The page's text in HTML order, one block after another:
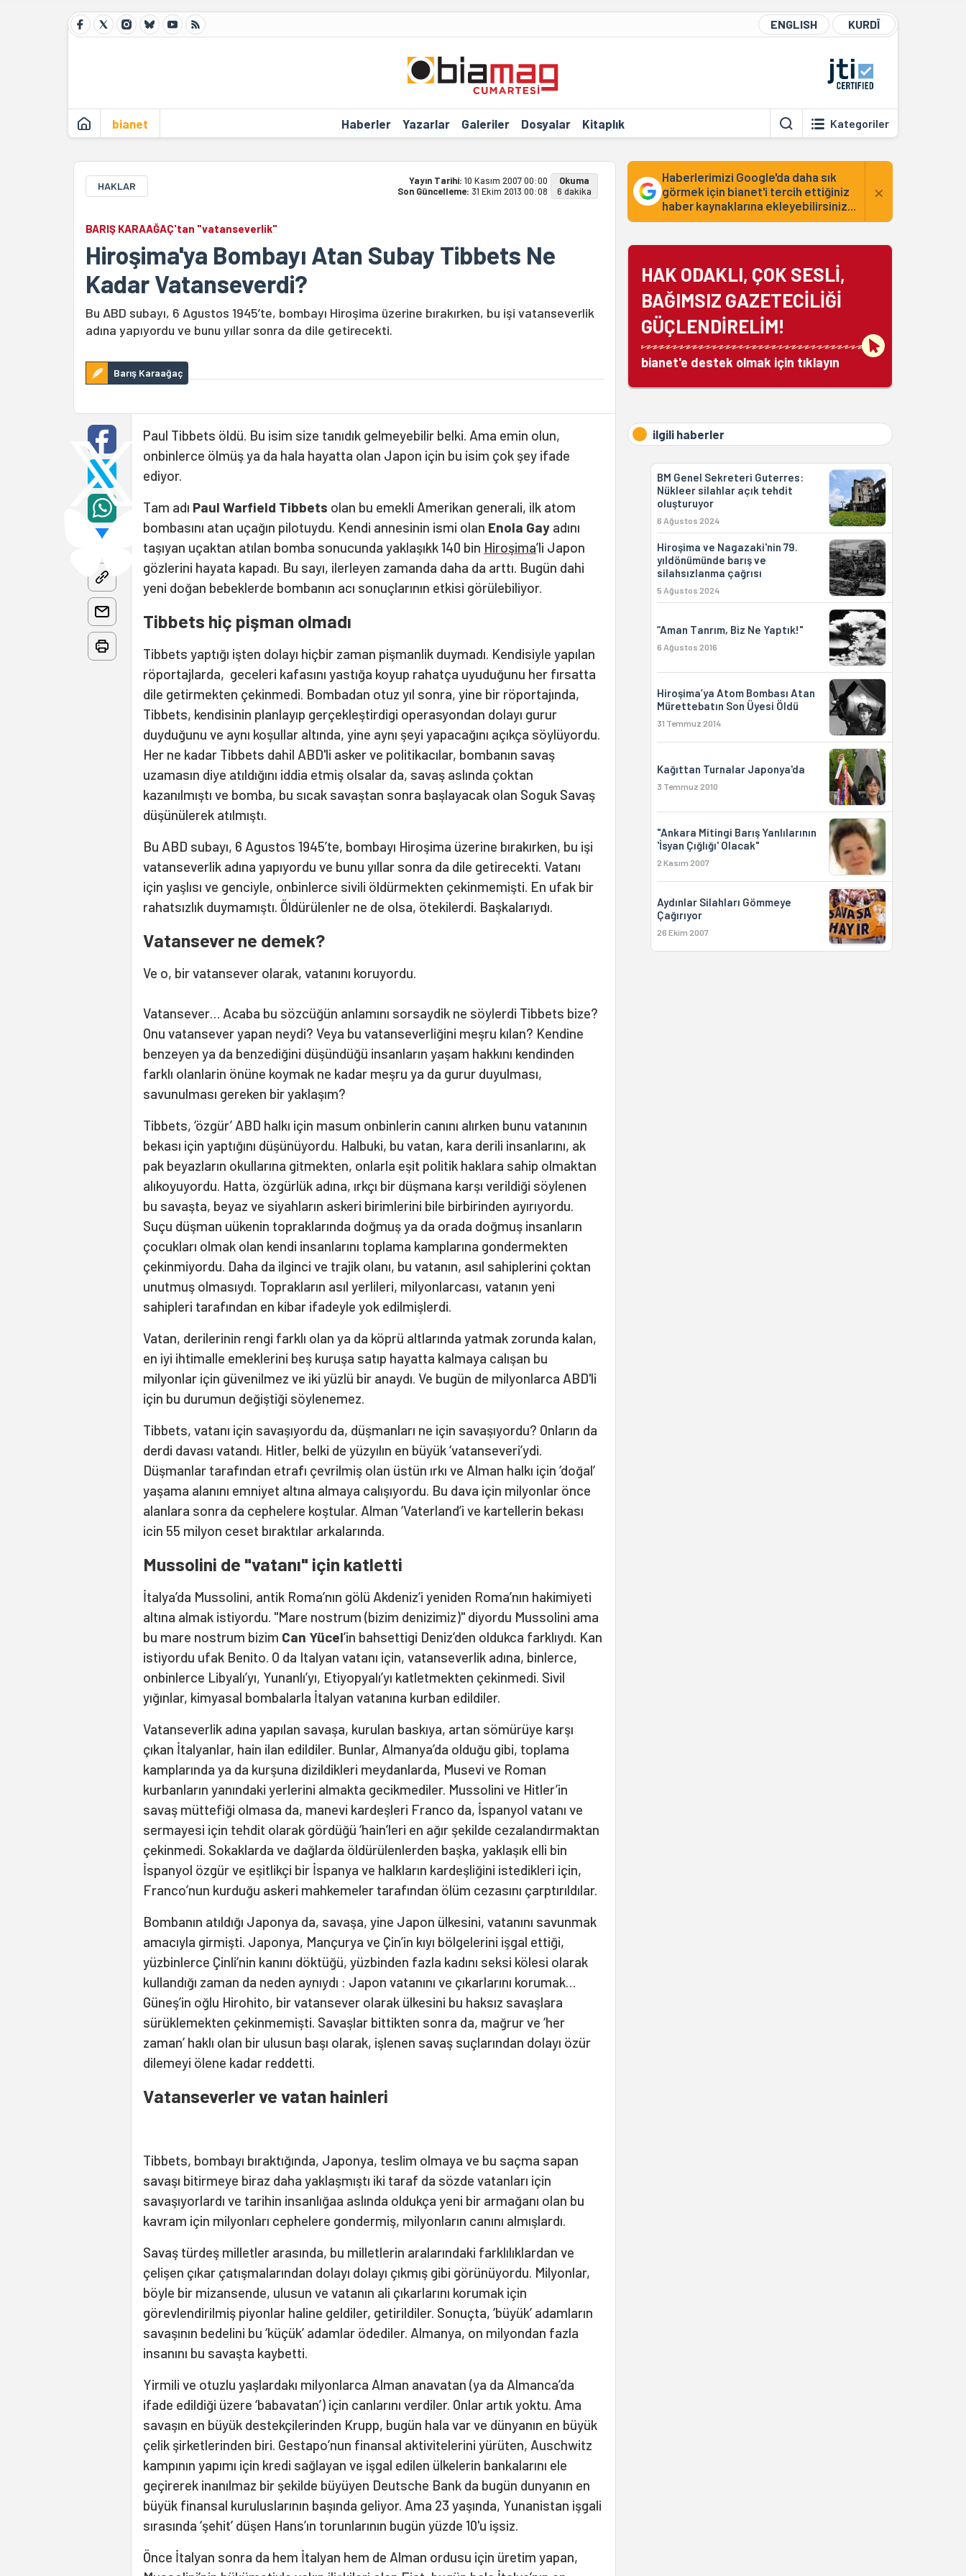
ENGLISH KURDÎ
bianet Haberler Yazarlar Galeriler Dosyalar Kitaplık Kategoriler
HAKLAR Yayın Tarihi: 10 Kasım 2007 00:00
Son Güncelleme: 31 Ekim 2013 00:08
Okuma
6 dakika
BARIŞ KARAAĞAÇ'tan "vatanseverlik"
Hiroşima'ya Bombayı Atan Subay Tibbets Ne
Kadar Vatanseverdi?
Bu ABD subayı, 6 Agustos 1945’te, bombayı Hiroşima üzerine bırakırken, bu işi vatanseverlik
adına yapıyordu ve bunu yıllar sonra da dile getirecekti.
Barış Karaağaç
Paul Tibbets öldü. Bu isim size tanıdık gelmeyebilir belki. Ama emin olun,
onbinlerce ölmüş ya da hala hayatta olan Japon için bu isim çok şey ifade
ediyor.
Tam adı Paul Warfield Tibbets olan bu emekli Amerikan generali, ilk atom
bombasını atan uçağın pilotuydu. Kendi annesinin ismi olan Enola Gay adını
taşıyan uçaktan atılan bomba sonucunda yaklaşıkk 140 bin Hiroşima’li Japon
gözlerini hayata kapadı. Bu sayı, ilerleyen zamanda daha da arttı. Bugün dahi
yeni doğan bebeklerde bombanın acı sonuçlarının etkisi görülebiliyor.
Tibbets hiç pişman olmadı
Tibbets yaptığı işten dolayı hiçbir zaman pişmanlik duymadı. Kendisiyle yapılan
röportajlarda, geceleri kafasını yastığa koyup rahatça uyuduğunu her fırsatta
dile getirmekten çekinmedi. Bombadan otuz yıl sonra, yine bir röportajında,
Tibbets, kendisinin planlayıp gerçekleştirdigi operasyondan dolayı gurur
duyduğunu ve aynı koşullar altında, yine aynı şeyi yapacağını açıkça söylüyordu.
Her ne kadar Tibbets dahil ABD'li asker ve politikacılar, bombanın savaş
uzamasın diye atıldığını iddia etmiş olsalar da, savaş aslında çoktan
kazanılmıştı ve bomba, bu sıcak savaştan sonra başlayacak olan Soguk Savaş
düşünülerek atılmıştı.
Bu ABD subayı, 6 Agustos 1945’te, bombayı Hiroşima üzerine bırakırken, bu işi
vatanseverlik adına yapıyordu ve bunu yıllar sonra da dile getirecekti. Vatanı
için yaşlısı ve genciyle, onbinlerce sivili öldürmekten çekinmemişti. En ufak bir
rahatsızlık duymamıştı. Öldürülenler ne de olsa, ötekilerdi. Başkalarıydı.
Vatansever ne demek?
Ve o, bir vatansever olarak, vatanını koruyordu.
Vatansever… Acaba bu sözcüğün anlamını sorsaydik ne söylerdi Tibbets bize?
Onu vatansever yapan neydi? Veya bu vatanseverliğini meşru kılan? Kendine
benzeyen ya da benzediğini düşündüğü insanların yaşam hakkını kendinden
farklı olanlarin önüne koymak ne kadar meşru ya da gurur duyulması,
savunulması gereken bir yaklaşım?
Tibbets, ‘özgür’ ABD halkı için masum onbinlerin canını alırken bunu vatanının
bekası için yaptığını düşünüyordu. Halbuki, bu vatan, kara derili insanlarını, ak
pak beyazların okullarına gitmekten, onlarla eşit politik haklara sahip olmaktan
alıkoyuyordu. Hatta, özgürlük adına, ırkçı bir düşmana karşı verildiği söylenen
bu savaşta, beyaz ve siyahların askeri birimlerini bile birbirinden ayırıyordu.
Suçu düşman uükenin topraklarında doğmuş ya da orada doğmuş insanların
çocukları olmak olan kendi insanlarını toplama kamplarına gondermekten
çekinmiyordu. Daha da ilginci ve trajik olanı, bu vatanın, asıl sahiplerini çoktan
unutmuş olmasıydı. Toprakların asıl yerlileri, milyonlarcası, vatanın yeni
sahipleri tarafından en kibar ifadeyle yok edilmişlerdi.
Vatan, derilerinin rengi farklı olan ya da köprü altlarında yatmak zorunda kalan,
en iyi ihtimalle emeklerini beş kuruşa satıp hayatta kalmaya calışan bu
milyonlar için güvenilmez ve iki yüzlü bir anaydı. Ve bugün de milyonlarca ABD'li
için bu durumun değiştiği söylenemez.
Tibbets, vatanı için savaşıyordu da, düşmanları ne için savaşıyordu? Onların da
derdi davası vatandı. Hitler, belki de yüzyılın en büyük ‘vatanseveri’ydi.
Düşmanlar tarafından etrafı çevrilmiş olan üstün ırkı ve Alman halkı için ‘doğal’
yaşama alanını emniyet altına almaya calışıyordu. Bu dava için milyonlar önce
alanlara sonra da cephelere koştular. Alman ‘Vaterland’i ve kartellerin bekası
icin 55 milyon ceset bıraktılar arkalarında.
Mussolini de "vatanı" için katletti
İtalya’da Mussolini, antik Roma’nın gölü Akdeniz’i yeniden Roma’nın hakimiyeti
altına almak istiyordu. "Mare nostrum (bizim denizimiz)" diyordu Mussolini ama
bu mare nostrum bizim Can Yücel’in bahsettigi Deniz’den oldukca farklıydı. Kan
istiyordu ufak Benito. O da Italyan vatanı için, vatanseverlik adına, binlerce,
onbinlerce Libyalı’yı, Yunanlı’yı, Etiyopyalı’yı katletmekten çekinmedi. Sivil
yığınlar, kimyasal bombalarla İtalyan vatanına kurban edildiler.
Vatanseverlik adına yapılan savaşa, kurulan baskıya, artan sömürüye karşı
çıkan İtalyanlar, hain ilan edildiler. Bunlar, Almanya’da olduğu gibi, toplama
kamplarında ya da kurşuna dizildikleri meydanlarda, Musevi ve Roman
kurbanların yanındaki yerlerini almakta gecikmediler. Mussolini ve Hitler’in
savaş müttefiği olmasa da, manevi kardeşleri Franco da, İspanyol vatanı ve
sermayesi için tehdit olarak gördüğü ‘hain’leri en ağır şekilde cezalandırmaktan
çekinmedi. Sokaklarda ve dağlarda öldürülenlerden başka, yaklaşık elli bin
İspanyol özgür ve eşitlikçi bir İspanya ve halkların kardeşliğini istedikleri için,
Franco’nun kurduğu askeri mahkemeler tarafından ölüm cezasını çarptırıldılar.
Bombanın atıldığı Japonya da, savaşa, yine Japon ülkesini, vatanını savunmak
amacıyla girmişti. Japonya, Mançurya ve Çin’in kıyı bölgelerini işgal ettiği,
yüzbinlerce Çinli’nin kanını döktüğü, yüzbinden fazla kadını seksi kölesi olarak
kullandığı zaman da neden aynıydı : Japon vatanını ve çıkarlarını korumak…
Güneş’in oğlu Hirohito, bir vatansever olarak ülkesini bu haksız savaşlara
sürüklemekten çekinmemişti. Savaşlar bittikten sonra da, mağrur ve ‘her
zaman’ haklı olan bir ulusun başı olarak, işlenen savaş suçlarından dolayı özür
dilemeyi ölene kadar reddetti.
Vatanseverler ve vatan hainleri
Tibbets, bombayı bıraktığında, Japonya, teslim olmaya ve bu saçma sapan
savaşı bitirmeye biraz daha yaklaşmıştı iki taraf da sözde vatanları için
savaşıyorlardı ve tarihin insanlığaa aslında oldukça yeni bir armağanı olan bu
kavram için milyonları cephelere gondermiş, milyonların canını almışlardı.
Savaş türdeş milletler arasında, bu milletlerin aralarındaki farklılıklardan ve
çelişen çıkar çatışmalarından dolayı dolayı çıkmış gibi görünüyordu. Milyonlar,
böyle bir mizansende, ulusun ve vatanın ali çıkarlarını korumak için
görevlendirilmiş piyonlar haline geldiler, getirildiler. Sonuçta, ‘büyük’ adamların
savaşının bedelini bu ‘küçük’ adamlar ödediler. Almanya, on milyondan fazla
insanını bu savaşta kaybetti.
Yirmili ve otuzlu yaşlardakı milyonlarca Alman anavatan (ya da Almanca’da
ifade edildiği üzere ‘babavatan’) için canlarını verdiler. Onlar artık yoktu. Ama
savaşın en büyük destekçilerinden Krupp, bugün hala var ve dünyanın en büyük
çelik şirketlerinden biri. Gestapo’nun finansal aktivitelerini yürüten, Auschwitz
kampının yapımı için kredi sağlayan ve işgal edilen ülkelerin bankalarını ele
geçirerek inanılmaz bir şekilde büyüyen Deutsche Bank da bugün dunyanın en
büyük finansal kuruluslarının başında geliyor. Ama 23 yaşında, Yunanistan işgali
sırasında ‘şehit’ düşen Hans’ın torunlarının bugün yüzde 10'u işsiz.
Önce İtalyan sonra da hem İtalyan hem de Alman ordusu için üretim yapan,
Haberlerimizi Google'da daha sık
görmek için bianet'i tercih ettiğiniz
haber kaynaklarına ekleyebilirsiniz...
×
HAK ODAKLI, ÇOK SESLİ,
BAĞIMSIZ GAZETECİLİĞİ
GÜÇLENDİRELİM!
bianet'e destek olmak için tıklayın
ilgili haberler
BM Genel Sekreteri Guterres:
Nükleer silahlar açık tehdit
oluşturuyor
6 Ağustos 2024
Hiroşima ve Nagazaki'nin 79.
yıldönümünde barış ve
silahsızlanma çağrısı
5 Ağustos 2024
“Aman Tanrım, Biz Ne Yaptık!"
6 Ağustos 2016
Hiroşima’ya Atom Bombası Atan
Mürettebatın Son Üyesi Öldü
31 Temmuz 2014
Kağıttan Turnalar Japonya'da
3 Temmuz 2010
"Ankara Mitingi Barış Yanlılarının
'İsyan Çığlığı' Olacak"
2 Kasım 2007
Aydınlar Silahları Gömmeye
Çağırıyor
26 Ekim 2007